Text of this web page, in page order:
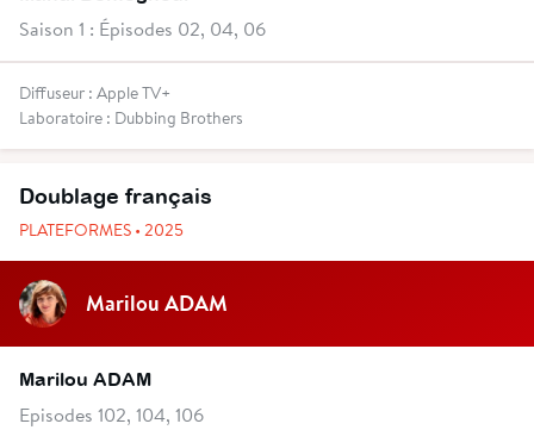
Saison 1 : Épisodes 02, 04, 06
Diffuseur : Apple TV+
Laboratoire : Dubbing Brothers
Doublage français
PLATEFORMES • 2025
Marilou ADAM
Marilou ADAM
Episodes 102, 104, 106